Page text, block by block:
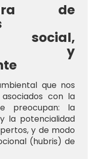
de
social,
y
que nos
con la
preocupan: la
la potencialidad
y de modo
(hubris) de